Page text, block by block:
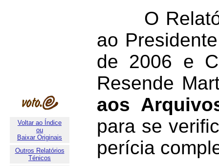
O
ao
de 2006 e
Resende
aos
para se
perícia
Voltar ao Índice
ou
Baixar Originais
Outros Relatórios
Ténicos